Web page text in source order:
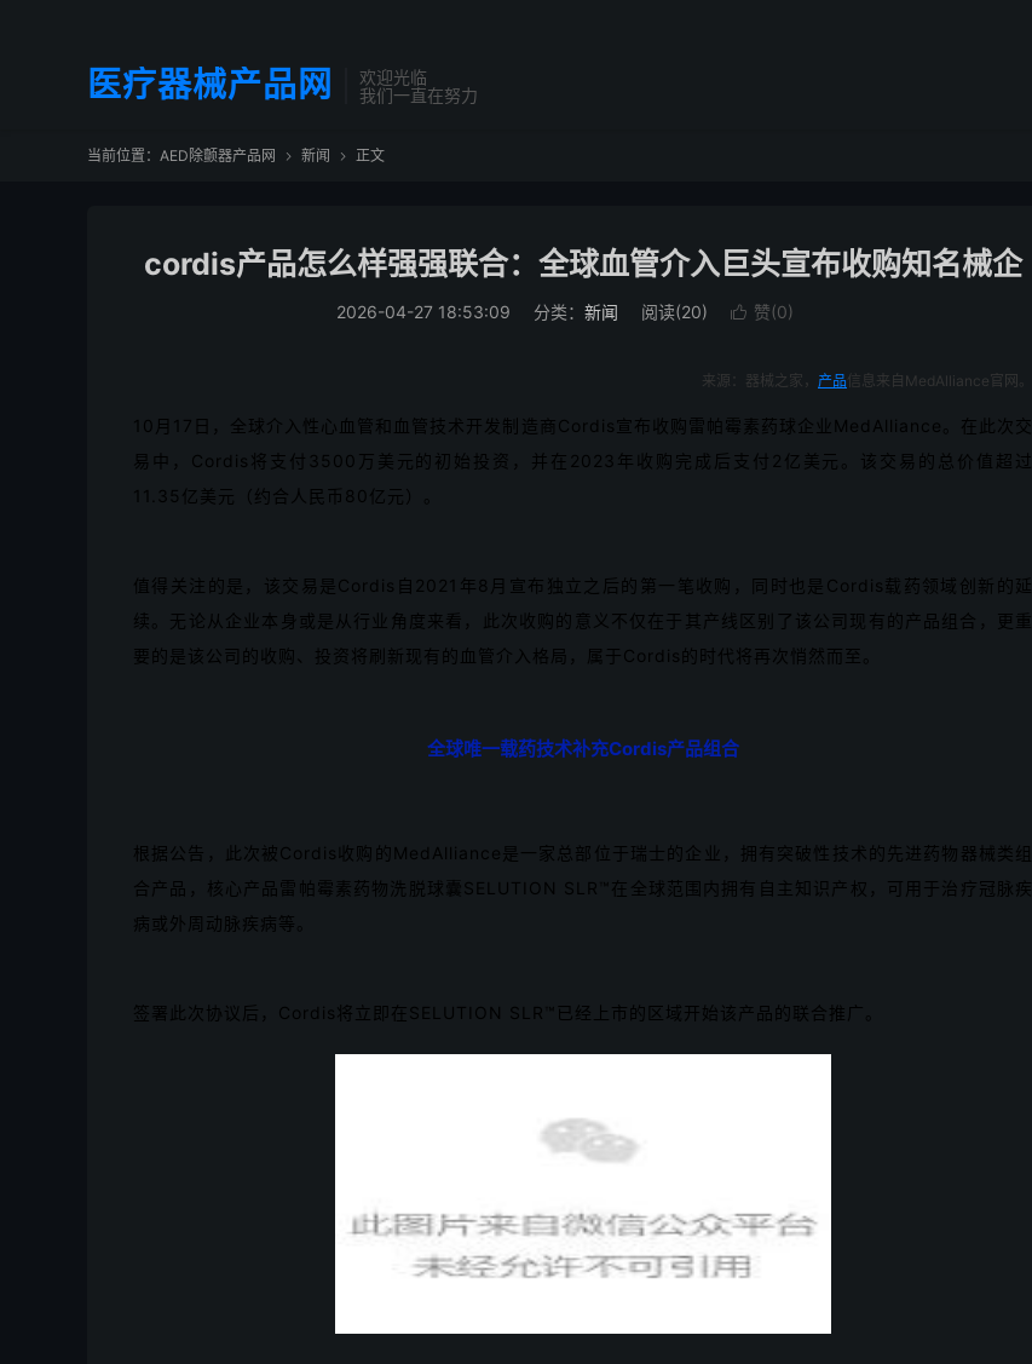
医疗器械产品网
欢迎光临
我们一直在努力
当前位置： AED除颤器产品网  新闻  正文
cordis产品怎么样强强联合：全球血管介入巨头宣布收购知名械企
2026-04-27 18:53:09 分类： 新闻 阅读(20)  赞(0)
来源：器械之家， 产品信息来自MedAlliance官网。
10月17日，全球介入性心血管和血管技术开发制造商Cordis宣布收购雷帕霉素药球企业MedAlliance。在此次交
易中，Cordis将支付3500万美元的初始投资，并在2023年收购完成后支付2亿美元。该交易的总价值超过
11.35亿美元（约合人民币80亿元）。
值得关注的是，该交易是Cordis自2021年8月宣布独立之后的第一笔收购，同时也是Cordis载药领域创新的延
续。无论从企业本身或是从行业角度来看，此次收购的意义不仅在于其产线区别了该公司现有的产品组合，更重
要的是该公司的收购、投资将刷新现有的血管介入格局，属于Cordis的时代将再次悄然而至。
全球唯一载药技术补充Cordis产品组合
根据公告，此次被Cordis收购的MedAlliance是一家总部位于瑞士的企业，拥有突破性技术的先进药物器械类组
合产品，核心产品雷帕霉素药物洗脱球囊SELUTION SLR™在全球范围内拥有自主知识产权，可用于治疗冠脉疾
病或外周动脉疾病等。
签署此次协议后，Cordis将立即在SELUTION SLR™已经上市的区域开始该产品的联合推广。